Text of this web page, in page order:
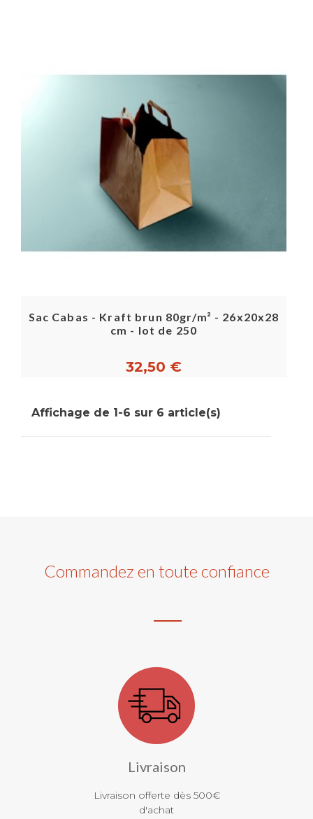
Sac Cabas - Kraft brun 80gr/m² - 26x20x28
cm - lot de 250
32,50 €
Affichage de 1-6 sur 6 article(s)
Commandez en toute confiance
Livraison
Livraison offerte dès 500€
d'achat